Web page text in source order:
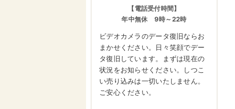
【電話受付時間】
年中無休 9時～22時
ビデオカメラのデータ復旧ならお
まかせください。日々笑顔でデー
タ復旧しています。まずは現在の
状況をお知らせください。しつこ
い売り込みは一切いたしません。
ご安心ください。